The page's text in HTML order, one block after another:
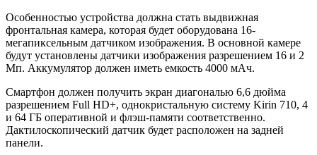
Особенностью устройства должна стать выдвижная
фронтальная камера, которая будет оборудована 16-
мегапиксельным датчиком изображения. В основной камере
будут установлены датчики изображения разрешением 16 и 2
Мп. Аккумулятор должен иметь емкость 4000 мАч.
Смартфон должен получить экран диагональю 6,6 дюйма
разрешением Full HD+, однокристальную систему Kirin 710, 4
и 64 ГБ оперативной и флэш-памяти соответственно.
Дактилоскопический датчик будет расположен на задней
панели.